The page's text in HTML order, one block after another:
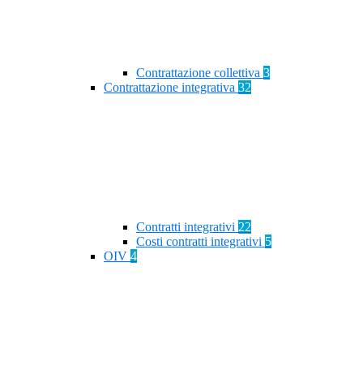
Contrattazione collettiva 3
Contrattazione integrativa 32
Contratti integrativi 22
Costi contratti integrativi 5
OIV 4